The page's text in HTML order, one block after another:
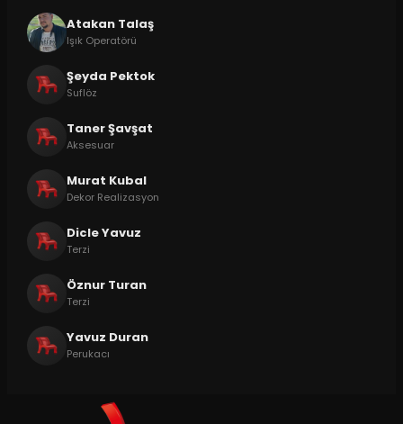
Atakan Talaş
Işık Operatörü
Şeyda Pektok
Suflöz
Taner Şavşat
Aksesuar
Murat Kubal
Dekor Realizasyon
Dicle Yavuz
Terzi
Öznur Turan
Terzi
Yavuz Duran
Perukacı